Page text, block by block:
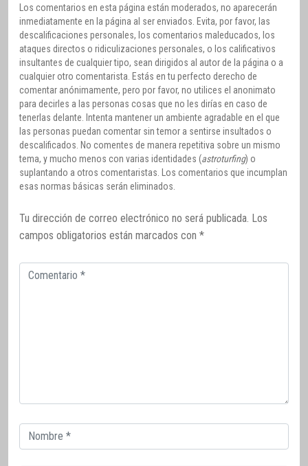
Los comentarios en esta página están moderados, no aparecerán
inmediatamente en la página al ser enviados. Evita, por favor, las
descalificaciones personales, los comentarios maleducados, los
ataques directos o ridiculizaciones personales, o los calificativos
insultantes de cualquier tipo, sean dirigidos al autor de la página o a
cualquier otro comentarista. Estás en tu perfecto derecho de
comentar anónimamente, pero por favor, no utilices el anonimato
para decirles a las personas cosas que no les dirías en caso de
tenerlas delante. Intenta mantener un ambiente agradable en el que
las personas puedan comentar sin temor a sentirse insultados o
descalificados. No comentes de manera repetitiva sobre un mismo
tema, y mucho menos con varias identidades (astroturfing) o
suplantando a otros comentaristas. Los comentarios que incumplan
esas normas básicas serán eliminados.
Tu dirección de correo electrónico no será publicada. Los
campos obligatorios están marcados con *
Comentario
Correo
electrónico